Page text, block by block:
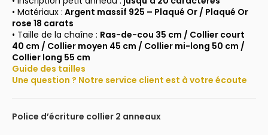
• Matériaux : Argent massif 925 – Plaqué Or / Plaqué Or
rose 18 carats
• Taille de la chaîne : Ras-de-cou 35 cm / Collier court
40 cm / Collier moyen 45 cm / Collier mi-long 50 cm /
Collier long 55 cm
Guide des tailles
Une question ? Notre service client est à votre écoute
Police d’écriture collier 2 anneaux